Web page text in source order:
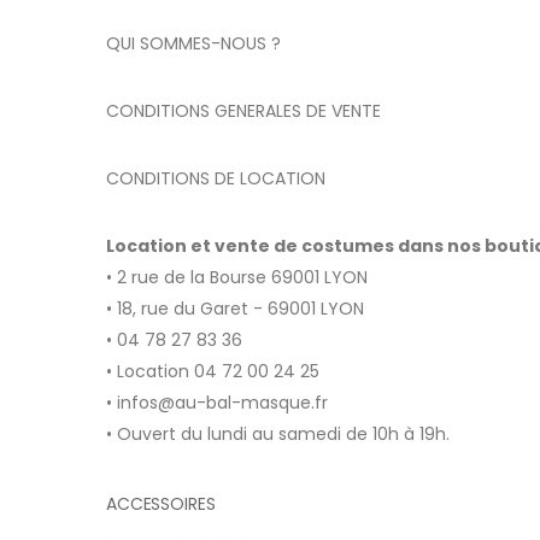
QUI SOMMES-NOUS ?
CONDITIONS GENERALES DE VENTE
CONDITIONS DE LOCATION
Location et vente de costumes dans nos
• 2 rue de la Bourse 69001 LYON
• 18, rue du Garet - 69001 LYON
• 04 78 27 83 36
• Location 04 72 00 24 25
• infos@au-bal-masque.fr
• Ouvert du lundi au samedi de 10h à 19h.
ACCESSOIRES